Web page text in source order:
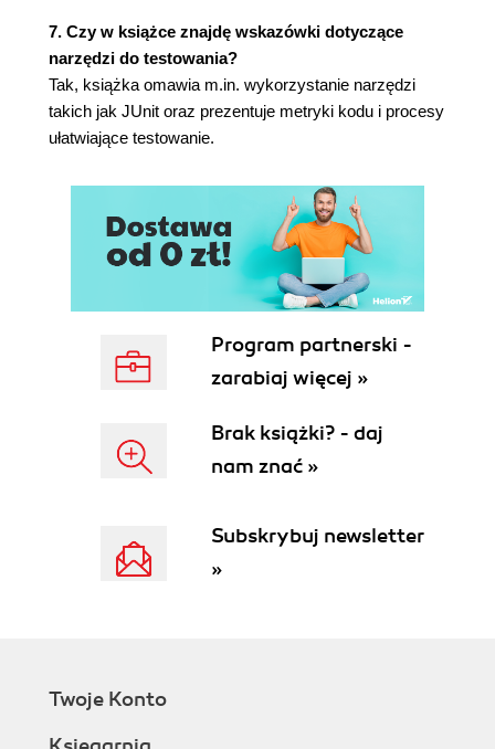
Obiekt wartości
Pusty obiekt
Metoda szablonowa
Obiekt podłączalny
Selektor podłączalny5
Impostor
Parametr kolekcjonujący
Singleton
Rozdział 31. Refaktoryzacja
Uzgadnianie różnic
Izolowanie zmian
Migracje danych
Wyodrębnianie metody
Jak?
Rozwijanie metody
Jak?
Dlaczego?
Jak?
Dlaczego?
7. Czy w książce znajdę wskazówki dotyczące
narzędzi do testowania?
Tak, książka omawia m.in. wykorzystanie narzędzi
takich jak JUnit oraz prezentuje metryki kodu i procesy
ułatwiające testowanie.
Program partnerski -
zarabiaj więcej »
Brak książki? - daj
nam znać »
Subskrybuj newsletter
»
Twoje Konto